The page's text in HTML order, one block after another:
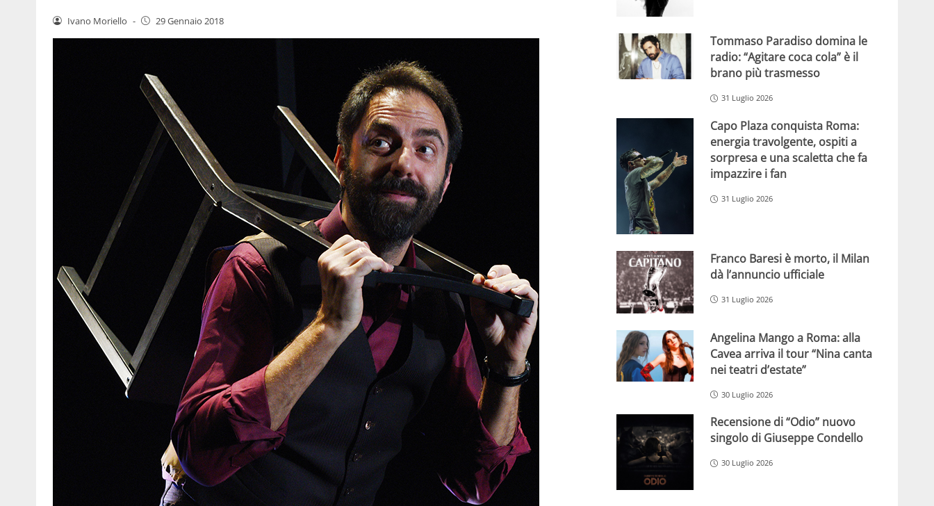
Ivano Moriello - 29 Gennaio 2018
Tommaso Paradiso domina le
radio: “Agitare coca cola” è il
brano più trasmesso
31 Luglio 2026
Capo Plaza conquista Roma:
energia travolgente, ospiti a
sorpresa e una scaletta che fa
impazzire i fan
31 Luglio 2026
Franco Baresi è morto, il Milan
dà l’annuncio ufficiale
31 Luglio 2026
Angelina Mango a Roma: alla
Cavea arriva il tour “Nina canta
nei teatri d’estate”
30 Luglio 2026
Recensione di “Odio” nuovo
singolo di Giuseppe Condello
30 Luglio 2026